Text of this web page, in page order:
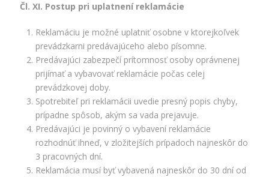
Čl. XI. Postup pri uplatnení reklamácie
Reklamáciu je možné uplatniť osobne v ktorejkoľvek
prevádzkarni predávajúceho alebo písomne.
Predávajúci zabezpečí prítomnosť osoby oprávnenej
prijímať a vybavovať reklamácie počas celej
prevádzkovej doby.
Spotrebiteľ pri reklamácii uvedie presný popis chyby,
prípadne spôsob, akým sa vada prejavuje.
Predávajúci je povinný o vybavení reklamácie
rozhodnúť ihneď, v zložitejších prípadoch najneskôr do
3 pracovných dní.
Reklamácia musí byť vybavená najneskôr do 30 dní od